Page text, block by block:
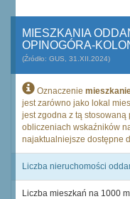
MIESZKANIA
OPINOGÓRA-
(Źródło: GUS, 31.XII.2024)
Oznaczenie
jest zarówno jako lokal
jest zgodna z tą stosowaną
obliczeniach wskaźników
najaktualniejsze dostępne
Liczba nieruchomości
Liczba mieszkań na 1000